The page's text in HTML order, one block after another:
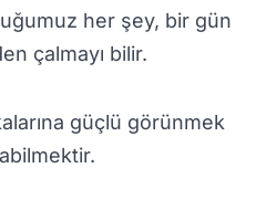
her şey, bir gün
çalmayı bilir.
güçlü görünmek